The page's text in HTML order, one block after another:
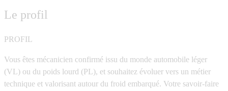
Le profil
PROFIL
Vous êtes mécanicien confirmé issu du monde automobile léger
(VL) ou du poids lourd (PL), et souhaitez évoluer vers un métier
technique et valorisant autour du froid embarqué. Votre savoir-faire